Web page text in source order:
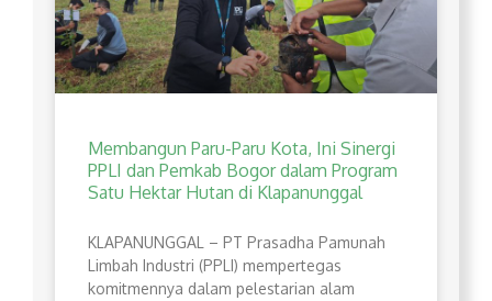
Membangun Paru-Paru Kota, Ini Sinergi
PPLI dan Pemkab Bogor dalam Program
Satu Hektar Hutan di Klapanunggal
​KLAPANUNGGAL – PT Prasadha Pamunah
Limbah Industri (PPLI) mempertegas
komitmennya dalam pelestarian alam